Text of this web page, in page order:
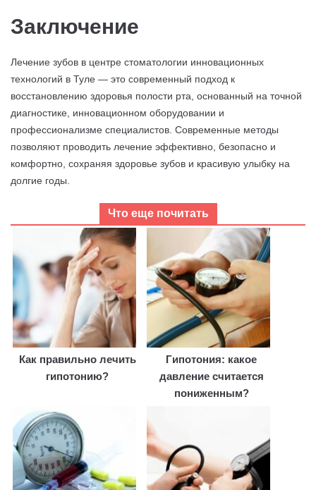
Заключение
Лечение зубов в центре стоматологии инновационных
технологий в Туле — это современный подход к
восстановлению здоровья полости рта, основанный на точной
диагностике, инновационном оборудовании и
профессионализме специалистов. Современные методы
позволяют проводить лечение эффективно, безопасно и
комфортно, сохраняя здоровье зубов и красивую улыбку на
долгие годы.
Что еще почитать
Как правильно лечить
гипотонию?
Гипотония: какое
давление считается
пониженным?